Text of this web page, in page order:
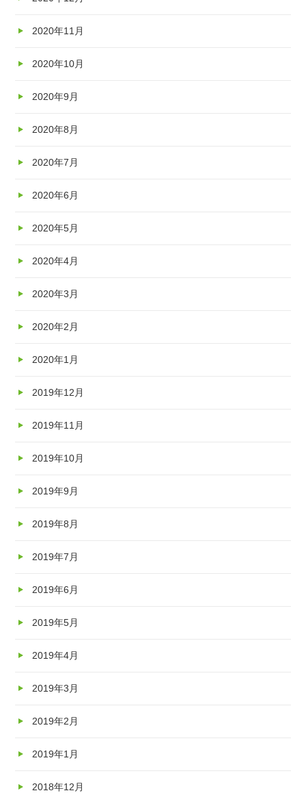
2020年11月
2020年10月
2020年9月
2020年8月
2020年7月
2020年6月
2020年5月
2020年4月
2020年3月
2020年2月
2020年1月
2019年12月
2019年11月
2019年10月
2019年9月
2019年8月
2019年7月
2019年6月
2019年5月
2019年4月
2019年3月
2019年2月
2019年1月
2018年12月